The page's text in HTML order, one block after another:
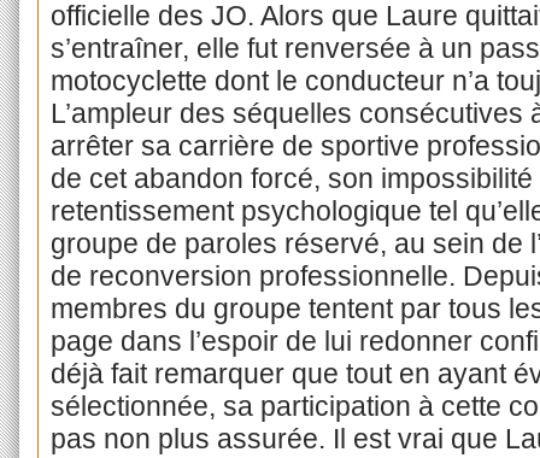
officielle des JO. Alors que Laure
s’entraîner, elle fut renversée à un
motocyclette dont le conducteur n’a
L’ampleur des séquelles
arrêter sa carrière de sportive
de cet abandon forcé, son
retentissement psychologique tel
groupe de paroles réservé, au sein de
de reconversion professionnelle.
membres du groupe tentent par tous
page dans l’espoir de lui redonner
déjà fait remarquer que tout en ayant
sélectionnée, sa participation à cette
pas non plus assurée. Il est vrai que